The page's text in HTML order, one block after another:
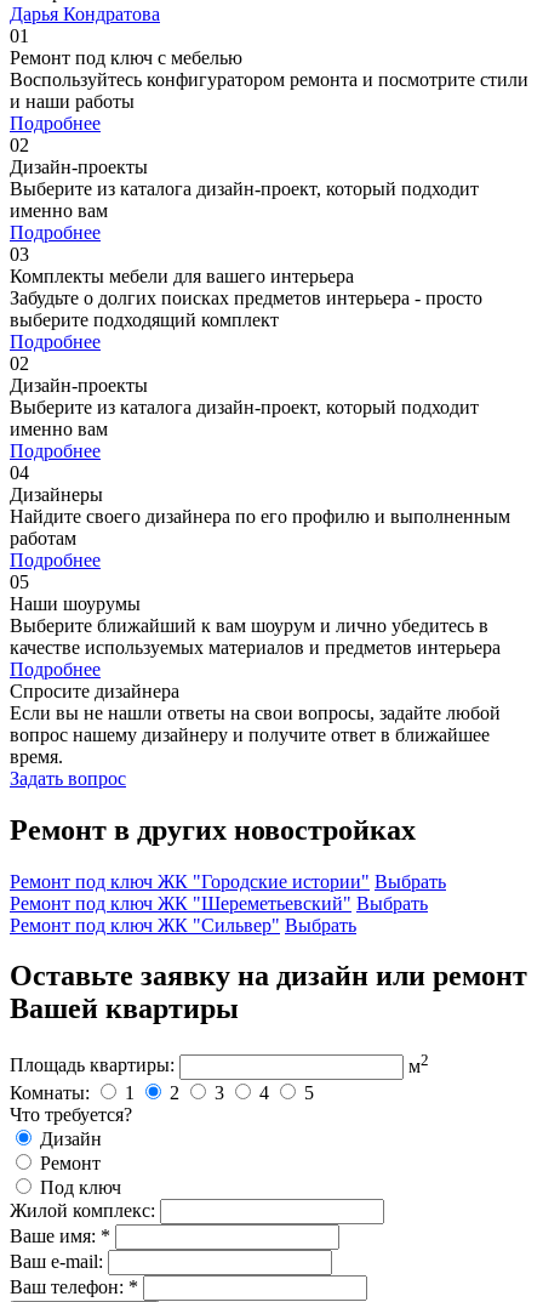
Дарья Кондратова
01
Ремонт под ключ c мебелью
Воспользуйтесь конфигуратором ремонта и посмотрите стили
и наши работы
Подробнее
02
Дизайн-проекты
Выберите из каталога дизайн-проект, который подходит
именно вам
Подробнее
03
Комплекты мебели для вашего интерьера
Забудьте о долгих поисках предметов интерьера - просто
выберите подходящий комплект
Подробнее
02
Дизайн-проекты
Выберите из каталога дизайн-проект, который подходит
именно вам
Подробнее
04
Дизайнеры
Найдите своего дизайнера по его профилю и выполненным
работам
Подробнее
05
Наши шоурумы
Выберите ближайший к вам шоурум и лично убедитесь в
качестве используемых материалов и предметов интерьера
Подробнее
Спросите дизайнера
Если вы не нашли ответы на свои вопросы, задайте любой
вопрос нашему дизайнеру и получите ответ в ближайшее
время.
Задать вопрос
Ремонт в других новостройках
Ремонт под ключ ЖК "Городские истории" Выбрать
Ремонт под ключ ЖК "Шереметьевский" Выбрать
Ремонт под ключ ЖК "Сильвер" Выбрать
Оставьте заявку на дизайн или ремонт
Вашей квартиры
Площадь квартиры: м2
Комнаты: 1 2 3 4
5
Что требуется?
Дизайн
Ремонт
Под ключ
Жилой комплекс:
Ваше имя: *
Ваш e-mail:
Ваш телефон: *